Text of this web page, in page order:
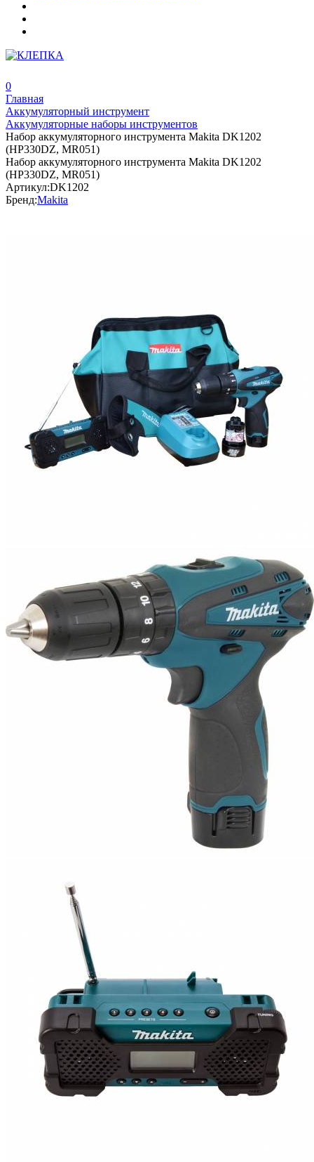
0
Главная
Аккумуляторный инструмент
Аккумуляторные наборы инструментов
Набор аккумуляторного инструмента Makita DK1202
(HP330DZ, MR051)
Набор аккумуляторного инструмента Makita DK1202
(HP330DZ, MR051)
Артикул:DK1202
Бренд:Makita